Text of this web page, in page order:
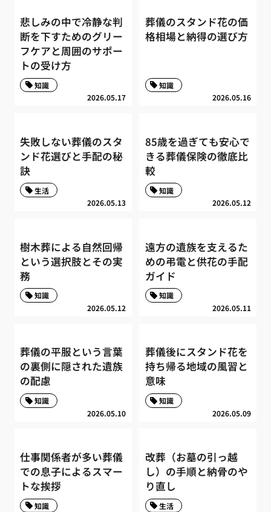
悲しみの中で冷静な判
断を下すためのグリー
フケアと周囲のサポー
トの受け方
2026.05.17
知識
葬儀のスタンド花の価
格相場と納得の選び方
2026.05.16
知識
失敗しない葬儀のスタ
ンド花選びと手配の秘
訣
2026.05.13
生活
85歳を過ぎても安心で
きる葬儀保険の徹底比
較
2026.05.12
知識
樹木葬による自然回帰
という選択肢とその実
務
2026.05.12
知識
遠方の遺族を支えるた
めの弔電と供花の手配
ガイド
2026.05.11
知識
葬儀の平服という言葉
の裏側に隠された遺族
の配慮
2026.05.10
知識
葬儀後にスタンド花を
持ち帰る地域の風習と
意味
2026.05.09
知識
仕事関係者が多い葬儀
での息子によるスマー
トな挨拶
知識
改葬（お墓の引っ越
し）の手順と納骨のや
り直し
生活